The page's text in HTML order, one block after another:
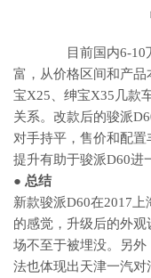
目前国内6-
富，从价格区间和产品
宝X25、绅宝X35几款
关系。改款后的骏派
对手持平，售价和配
提升有助于骏派D60进
● 总结
新款骏派D60在2017
的感觉，升级后的外
场不至于被埋没。另
法也体现出天津一汽